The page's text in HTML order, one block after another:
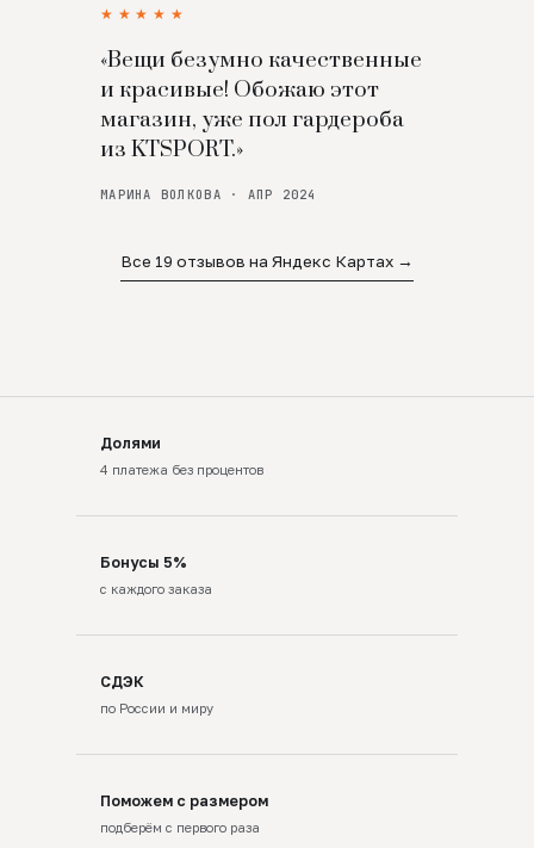
★★★★★
«Вещи безумно качественные
и красивые! Обожаю этот
магазин, уже пол гардероба
из KTSPORT.»
МАРИНА ВОЛКОВА · АПР 2024
Все 19 отзывов на Яндекс Картах →
Долями
4 платежа без процентов
Бонусы 5%
с каждого заказа
СДЭК
по России и миру
Поможем с размером
подберём с первого раза